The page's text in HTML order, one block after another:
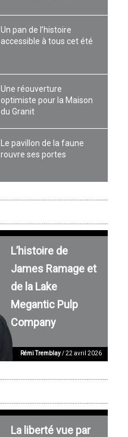
Un pan de l’histoire
accessible à tous cet été
Une réouverture
optimiste pour la Maison
du Granit
Le pavillon de la faune
rouvre ses portes
L’histoire de
James Ramage et
de la Lake
Megantic Pulp
Company
Rémi Tremblay/ 22 avril 2026
La liberté vue par